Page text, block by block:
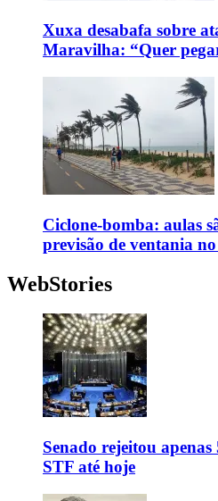
Xuxa desabafa sobre
Maravilha: “Quer
Ciclone-bomba: aulas
previsão de ventania
WebStories
Senado rejeitou
STF até hoje